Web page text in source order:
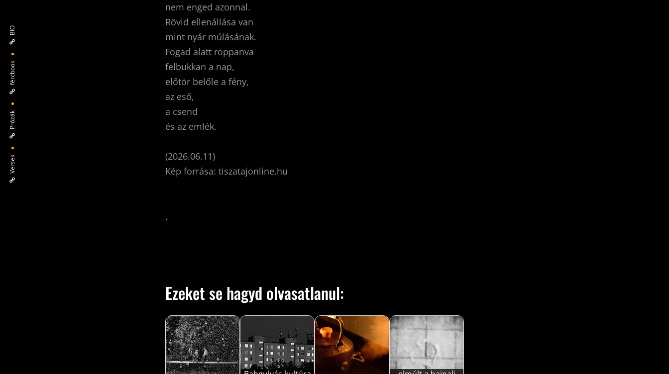
Versek
Prózák
fércbook
BIO
nem enged azonnal.
Rövid ellenállása van
mint nyár múlásának.
Fogad alatt roppanva
felbukkan a nap,
előtör belőle a fény,
az eső,
a csend
és az emlék.
(2026.06.11)
Kép forrása: tiszatajonline.hu
.
Ezeket se hagyd olvasatlanul: